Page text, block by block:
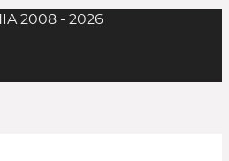
mehrerer
Einkauf nicht möglich,
probieren. Die
und Gratis-
mal, insofern alle
erfüllt sind.
2008 - 2026